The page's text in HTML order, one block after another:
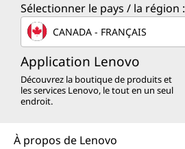
Sélectionner le pays / la région :
CANADA - FRANÇAIS
Application Lenovo
Découvrez la boutique de produits et
les services Lenovo, le tout en un seul
endroit.
À propos de Lenovo